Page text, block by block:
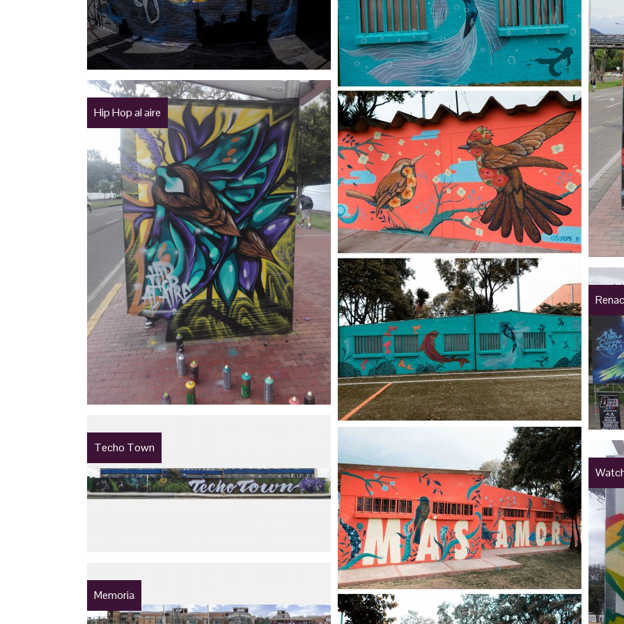
Hip Hop al aire
Techo Town
Memoria